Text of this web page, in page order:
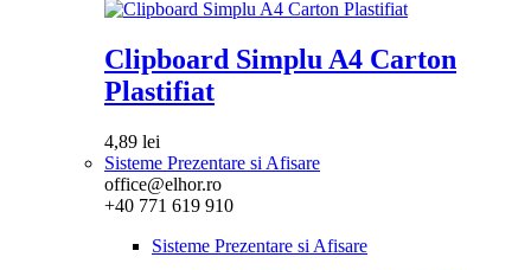
Clipboard Simplu A4 Carton
Plastifiat
4,89 lei
Sisteme Prezentare si Afisare
office@elhor.ro
+40 771 619 910
Sisteme Prezentare si Afisare